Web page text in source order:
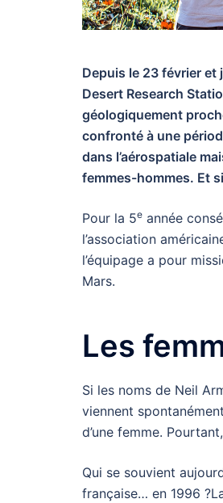
Depuis le 23 février et
Desert Research
géologiquement
confronté à une
dans l’aérospatiale
femmes-hommes. Et
Pour la 5e année
l’association
l’équipage a pour
Mars.
Les
Si les noms de Neil
viennent
d’une femme.
Qui se souvient
française… en 1996